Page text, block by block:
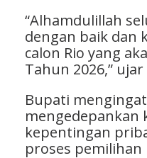
“Alhamdulillah
dengan baik dan
calon Rio yang
Tahun 2026,”
Bupati
mengedepankan
kepentingan
proses